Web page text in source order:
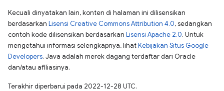
Kecuali dinyatakan lain, konten di halaman ini dilisensikan
berdasarkan Lisensi Creative Commons Attribution 4.0, sedangkan
contoh kode dilisensikan berdasarkan Lisensi Apache 2.0. Untuk
mengetahui informasi selengkapnya, lihatKebijakan Situs Google
Developers. Java adalah merek dagang terdaftar dari Oracle
dan/atau afiliasinya.
Terakhir diperbarui pada 2022-12-28 UTC.